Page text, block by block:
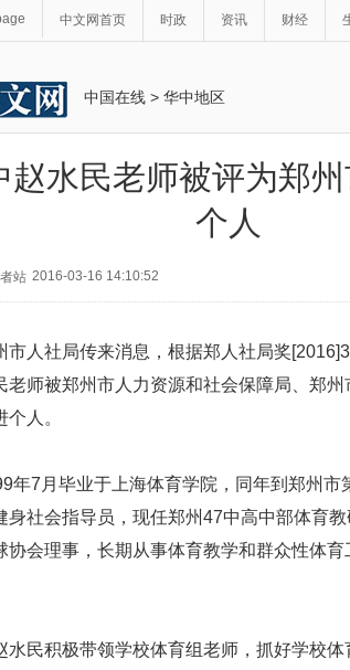
中文网首页 时政 资讯 财经
中国在线 > 华中地区
赵水民老师被评为郑
个人
站 2016-03-16 14:10:52
市人社局传来消息，根据郑人社局奖
老师被郑州市人力资源和社会保障局、郑州
人。
年7 月毕业于上海体育学院，同年到郑州
身社会指导员，现任郑州47中高中部体育
协会理事，长期从事体育教学和群众性体
水民积极带领学校体育组老师，抓好学校